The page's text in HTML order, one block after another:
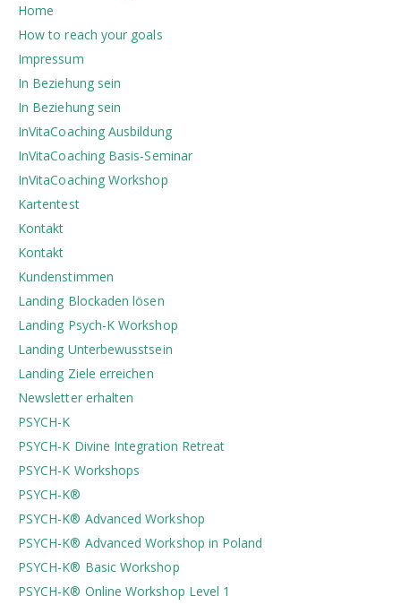
Home
How to reach your goals
Impressum
In Beziehung sein
In Beziehung sein
InVitaCoaching Ausbildung
InVitaCoaching Basis-Seminar
InVitaCoaching Workshop
Kartentest
Kontakt
Kontakt
Kundenstimmen
Landing Blockaden lösen
Landing Psych-K Workshop
Landing Unterbewusstsein
Landing Ziele erreichen
Newsletter erhalten
PSYCH-K
PSYCH-K Divine Integration Retreat
PSYCH-K Workshops
PSYCH-K®
PSYCH-K® Advanced Workshop
PSYCH-K® Advanced Workshop in Poland
PSYCH-K® Basic Workshop
PSYCH-K® Online Workshop Level 1